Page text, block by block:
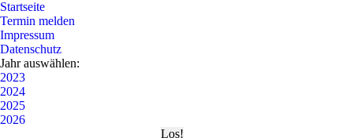
Startseite
Termin melden
Impressum
Datenschutz
Jahr auswählen:
2023
2024
2025
2026